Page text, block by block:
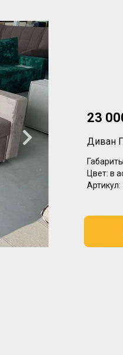
23
Диван
Цвет: в
Артикул: